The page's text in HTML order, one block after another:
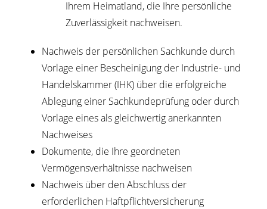
Ihrem Heimatland, die Ihre persönliche
Zuverlässigkeit nachweisen.
Nachweis der persönlichen Sachkunde durch
Vorlage einer Bescheinigung der Industrie- und
Handelskammer (IHK) über die erfolgreiche
Ablegung einer Sachkundeprüfung oder durch
Vorlage eines als gleichwertig anerkannten
Nachweises
Dokumente, die Ihre geordneten
Vermögensverhältnisse nachweisen
Nachweis über den Abschluss der
erforderlichen Haftpflichtversicherung